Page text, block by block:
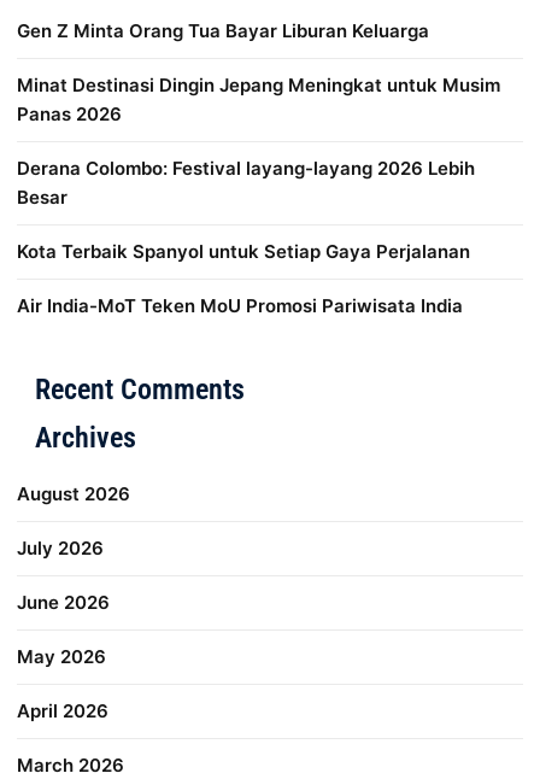
Gen Z Minta Orang Tua Bayar Liburan Keluarga
Minat Destinasi Dingin Jepang Meningkat untuk Musim
Panas 2026
Derana Colombo: Festival layang-layang 2026 Lebih
Besar
Kota Terbaik Spanyol untuk Setiap Gaya Perjalanan
Air India-MoT Teken MoU Promosi Pariwisata India
Recent Comments
Archives
August 2026
July 2026
June 2026
May 2026
April 2026
March 2026